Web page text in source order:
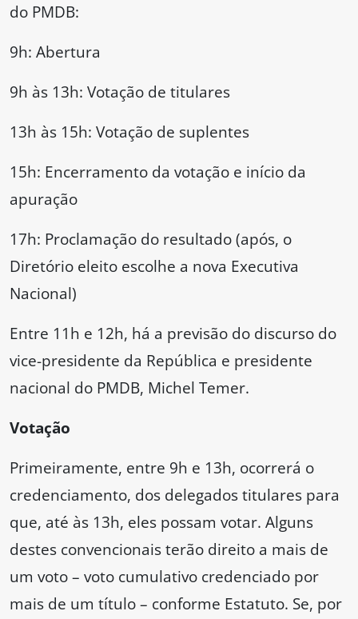
do PMDB:
9h: Abertura
9h às 13h: Votação de titulares
13h às 15h: Votação de suplentes
15h: Encerramento da votação e início da
apuração
17h: Proclamação do resultado (após, o
Diretório eleito escolhe a nova Executiva
Nacional)
Entre 11h e 12h, há a previsão do discurso do
vice-presidente da República e presidente
nacional do PMDB, Michel Temer.
Votação
Primeiramente, entre 9h e 13h, ocorrerá o
credenciamento, dos delegados titulares para
que, até às 13h, eles possam votar. Alguns
destes convencionais terão direito a mais de
um voto – voto cumulativo credenciado por
mais de um título – conforme Estatuto. Se, por